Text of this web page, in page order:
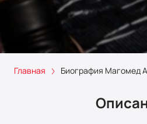
Главная Биография Магомед